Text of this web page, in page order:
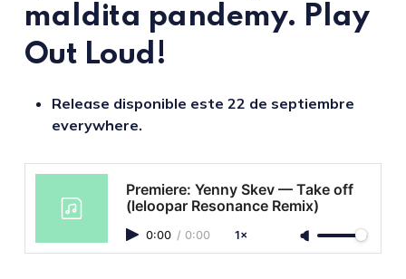
maldita pandemy. Play
Out Loud!
Release disponible este 22 de septiembre
everywhere.
Premiere: Yenny Skev — Take off
(leloopar Resonance Remix)
0:00 / 0:00 1×